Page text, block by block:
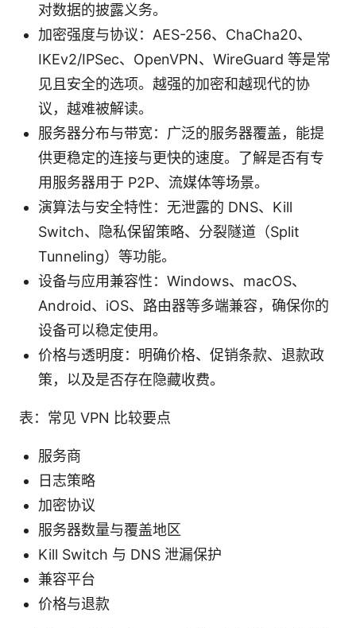
对数据的披露义务。
加密强度与协议：AES-256、ChaCha20、
IKEv2/IPSec、OpenVPN、WireGuard 等是常
见且安全的选项。越强的加密和越现代的协
议，越难被解读。
服务器分布与带宽：广泛的服务器覆盖，能提
供更稳定的连接与更快的速度。了解是否有专
用服务器用于 P2P、流媒体等场景。
演算法与安全特性：无泄露的 DNS、Kill
Switch、隐私保留策略、分裂隧道（Split
Tunneling）等功能。
设备与应用兼容性：Windows、macOS、
Android、iOS、路由器等多端兼容，确保你的
设备可以稳定使用。
价格与透明度：明确价格、促销条款、退款政
策，以及是否存在隐藏收费。
表：常见 VPN 比较要点
服务商
日志策略
加密协议
服务器数量与覆盖地区
Kill Switch 与 DNS 泄漏保护
兼容平台
价格与退款